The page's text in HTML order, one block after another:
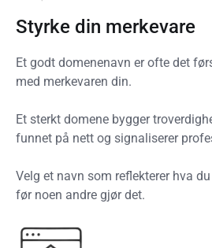
Styrke din merkevare
Et godt domenenavn er ofte det
med merkevaren din.
Et sterkt domene bygger
funnet på nett og signaliserer
Velg et navn som reflekterer hva
før noen andre gjør det.